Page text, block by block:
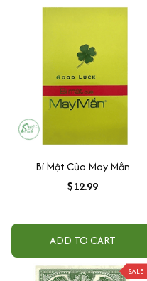
Bí Mật Của May Mắn
$12.99
ADD TO CART
SALE